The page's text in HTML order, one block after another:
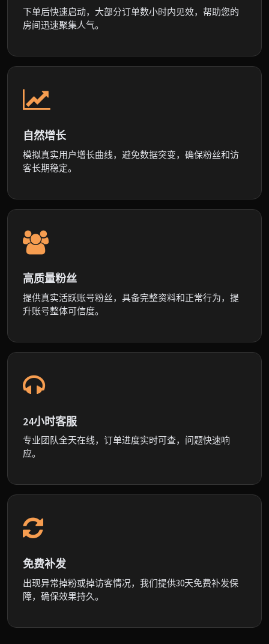
下单后快速启动，大部分订单数小时内见效，帮助您的
房间迅速聚集人气。
自然增长
模拟真实用户增长曲线，避免数据突变，确保粉丝和访
客长期稳定。
高质量粉丝
提供真实活跃账号粉丝，具备完整资料和正常行为，提
升账号整体可信度。
24小时客服
专业团队全天在线，订单进度实时可查，问题快速响
应。
免费补发
出现异常掉粉或掉访客情况，我们提供30天免费补发保
障，确保效果持久。